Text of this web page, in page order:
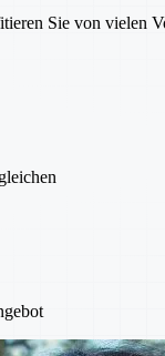
Sie von vielen